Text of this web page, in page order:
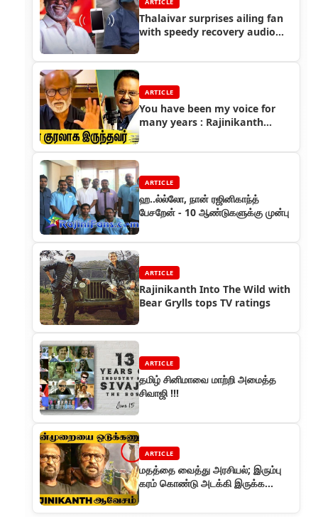
ARTICLE
Thalaivar surprises ailing fan
with speedy recovery audio
ARTICLE
You have been my voice for
many years : Rajinikanth
ARTICLE
ஹ..ல்ல்லோ, நான் ரஜினிகாந்த்
பேசறேன் - 10 ஆண்டுகளுக்கு முன்பு
ARTICLE
Rajinikanth Into The Wild with
Bear Grylls tops TV ratings
ARTICLE
தமிழ் சினிமாவை மாற்றி அமைத்த
சிவாஜி !!!
ARTICLE
மதத்தை வைத்து அரசியல்; இரும்பு
கரம் கொண்டு அடக்கி இருக்க